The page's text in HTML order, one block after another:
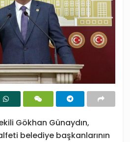
Gökhan Günaydın,
belediye başkanlarının